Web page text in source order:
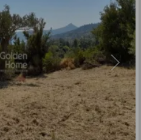
Next